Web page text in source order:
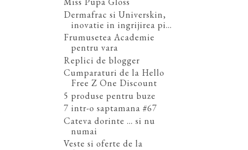
Dermafrac si Universkin,
inovatie in ingrijirea pi...
Frumusetea Academie
pentru vara
Replici de blogger
Cumparaturi de la Hello
Free Z One Discount
5 produse pentru buze
7 intr-o saptamana #67
Cateva dorinte ... si nu
numai
Veste si oferte de la